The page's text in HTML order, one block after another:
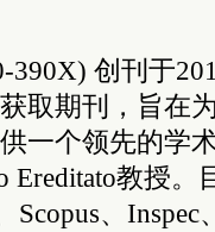
390X) 创刊于
取期刊，旨在
一个领先的学
Ereditato教授。
Scopus、Inspec